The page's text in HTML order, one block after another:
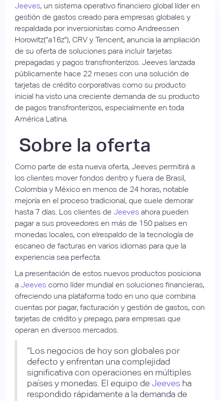
Jeeves, un sistema operativo financiero global líder en
gestión de gastos creado para empresas globales y
respaldada por inversionistas como Andreessen
Horowitz("a16z"), CRV y Tencent, anuncia la ampliación
de su oferta de soluciones para incluir tarjetas
prepagadas y pagos transfronterizos. Jeeves lanzada
públicamente hace 22 meses con una solución de
tarjetas de crédito corporativas como su producto
inicial ha visto una creciente demanda de su producto
de pagos transfronterizos, especialmente en toda
América Latina.
Sobre la oferta
Como parte de esta nueva oferta, Jeeves permitirá a
los clientes mover fondos dentro y fuera de Brasil,
Colombia y México en menos de 24 horas, notable
mejoría en el proceso tradicional, que suele demorar
hasta 7 días. Los clientes de Jeeves ahora pueden
pagar a sus proveedores en más de 150 países en
monedas locales, con elrespaldo de la tecnología de
escaneo de facturas en varios idiomas para que la
experiencia sea perfecta.
La presentación de estos nuevos productos posiciona
a Jeeves como líder mundial en soluciones financieras,
ofreciendo una plataforma todo en uno que combina
cuentas por pagar, facturación y gestión de gastos, con
tarjetas de crédito y prepago, para empresas que
operan en diversos mercados.
“Los negocios de hoy son globales por
defecto y enfrentan una complejidad
significativa con operaciones en múltiples
países y monedas. El equipo deJeeves ha
respondido rápidamente a la demanda de